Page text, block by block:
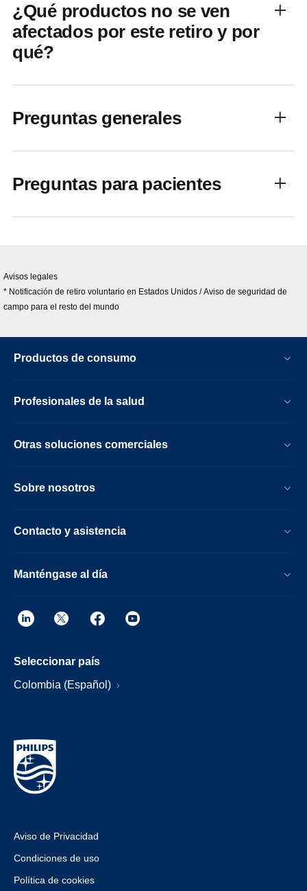
¿Qué productos no se ven
afectados por este retiro y por
qué?
Preguntas generales
Preguntas para pacientes
Avisos legales
* Notificación de retiro voluntario en Estados Unidos / Aviso de seguridad de
campo para el resto del mundo
Productos de consumo
Profesionales de la salud
Otras soluciones comerciales
Sobre nosotros
Contacto y asistencia
Manténgase al día
Seleccionar país
Colombia (Español)
Aviso de Privacidad
Condiciones de uso
Política de cookies